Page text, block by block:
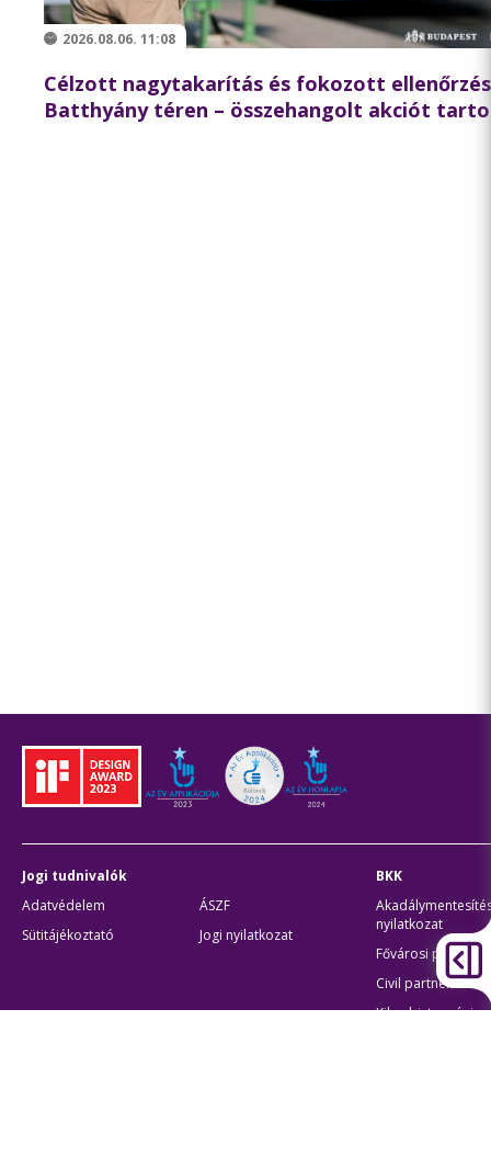
2026.08.06. 11:08
Célzott nagytakarítás és fokozott
Batthyány téren – összehangolt akciót
Jogi tudnivalók
Adatvédelem
ÁSZF
Sütitájékoztató
Jogi nyilatkozat
BKK
nyilatkozat
Fővárosi
Civil partnerek
Kiberbiztonsági